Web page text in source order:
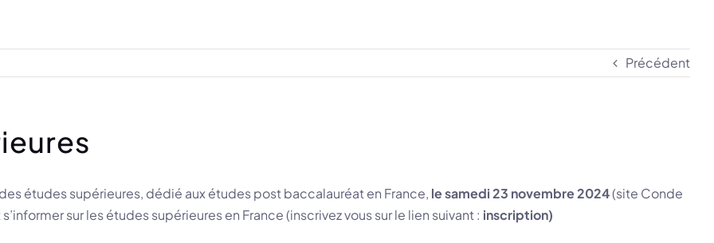
Précédent
études supérieures, dédié aux études post baccalauréat en France, le samedi 23 novembre 2024(site Conde
sur les études supérieures en France (inscrivez vous sur le lien suivant : inscription)